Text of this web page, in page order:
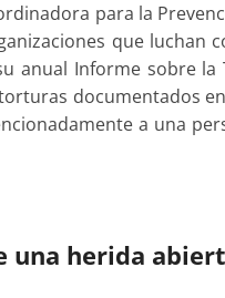
para la
que luchan
anual Informe sobre
documentados
a una
una herida